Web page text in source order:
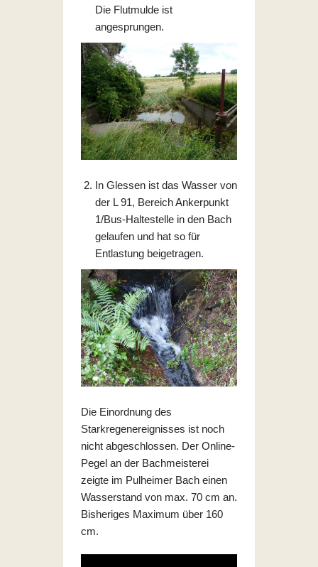
Die Flutmulde ist
angesprungen.
In Glessen ist das Wasser von
der L 91, Bereich Ankerpunkt
1/Bus-Haltestelle in den Bach
gelaufen und hat so für
Entlastung beigetragen.
Die Einordnung des
Starkregenereignisses ist noch
nicht abgeschlossen. Der Online-
Pegel an der Bachmeisterei
zeigte im Pulheimer Bach einen
Wasserstand von max. 70 cm an.
Bisheriges Maximum über 160
cm.